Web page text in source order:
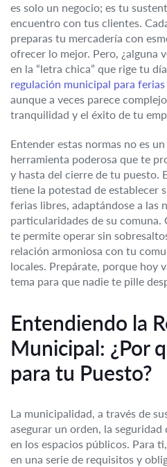
es solo un negocio; es tu
encuentro con tus clientes.
preparas tu mercadería con
ofrecer lo mejor. Pero, ¿alguna
en la “letra chica” que rige tu
regulación municipal para
aunque a veces parece
tranquilidad y el éxito de tu
Entender estas normas no es
herramienta poderosa que te
y hasta del cierre de tu puesto.
tiene la potestad de establecer
ferias libres, adaptándose a las
particularidades de su comuna.
te permite operar sin
relación armoniosa con tu
locales. Prepárate, porque hoy
tema para que nadie te pille
Entendiendo la
Municipal: ¿Por
para tu Puesto?
La municipalidad, a través de
asegurar un orden, la
en los espacios públicos. Para
en una serie de requisitos y